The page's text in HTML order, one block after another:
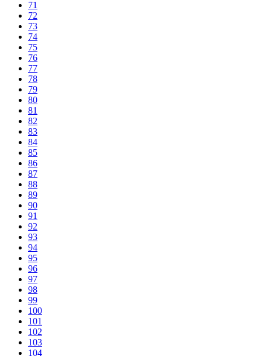
71
72
73
74
75
76
77
78
79
80
81
82
83
84
85
86
87
88
89
90
91
92
93
94
95
96
97
98
99
100
101
102
103
104